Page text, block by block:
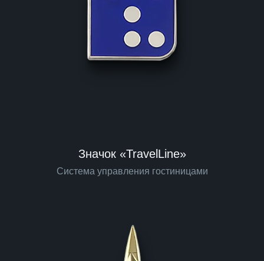
Значок «TravelLine»
Система управления гостиницами